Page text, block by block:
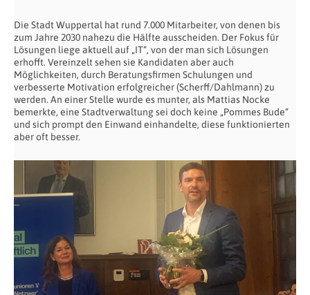
Die Stadt Wuppertal hat rund 7.000 Mitarbeiter, von denen bis
zum Jahre 2030 nahezu die Hälfte ausscheiden. Der Fokus für
Lösungen liege aktuell auf „IT“, von der man sich Lösungen
erhofft. Vereinzelt sehen sie Kandidaten aber auch
Möglichkeiten, durch Beratungsfirmen Schulungen und
verbesserte Motivation erfolgreicher (Scherff/Dahlmann) zu
werden. An einer Stelle wurde es munter, als Mattias Nocke
bemerkte, eine Stadtverwaltung sei doch keine „Pommes Bude“
und sich prompt den Einwand einhandelte, diese funktionierten
aber oft besser.